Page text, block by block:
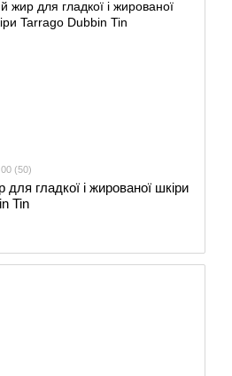
(50)
гладкої і жированої шкіри
Tin